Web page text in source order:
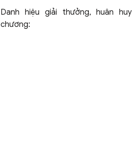
Danh hiệu giải thưởng, huân huy
chương: